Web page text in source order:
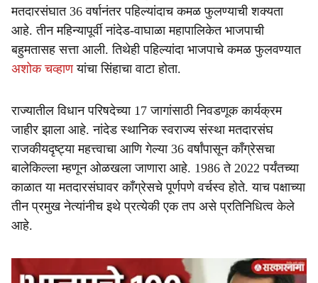
r
e
मतदारसंघात 36 वर्षानंतर पहिल्यांदाच कमळ फुलण्याची शक्यता
आहे. तीन महिन्यापूर्वी नांदेड-वाघाळा महापालिकेत भाजपाची
बहुमतासह सत्ता आली. तिथेही पहिल्यांदा भाजपाचे कमळ फुलवण्यात
अशोक चव्हाणयांचा सिंहाचा वाटा होता.
राज्यातील विधान परिषदेच्या 17 जागांसाठी निवडणूक कार्यक्रम
जाहीर झाला आहे. नांदेड स्थानिक स्वराज्य संस्था मतदारसंघ
राजकीयदृष्ट्या महत्त्वाचा आणि गेल्या 36 वर्षांपासून काँग्रेसचा
बालेकिल्ला म्हणून ओळखला जाणारा आहे. 1986 ते 2022 पर्यंतच्या
काळात या मतदारसंघावर काँग्रेसचे पूर्णपणे वर्चस्व होते. याच पक्षाच्या
तीन प्रमुख नेत्यांनीच इथे प्रत्येकी एक तप असे प्रतिनिधित्व केले
आहे.